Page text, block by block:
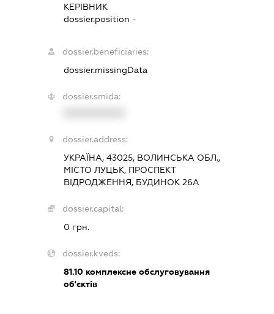
КЕРІВНИК
dossier.position -
dossier.beneficiaries:
dossier.missingData
dossier.smida:
dossier.address:
УКРАЇНА, 43025, ВОЛИНСЬКА ОБЛ.,
МІСТО ЛУЦЬК, ПРОСПЕКТ
ВІДРОДЖЕННЯ, БУДИНОК 26А
dossier.capital:
0 грн.
dossier.kveds:
81.10комплексне обслуговування
об'єктів